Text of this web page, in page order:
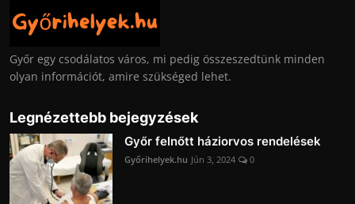
Győr egy csodálatos város, mi pedig összeszedtünk minden
olyan információt, amire szükséged lehet.
Legnézettebb bejegyzések
Győr felnőtt háziorvos rendelések
Győrihelyek.hu Jún 3, 2024 0